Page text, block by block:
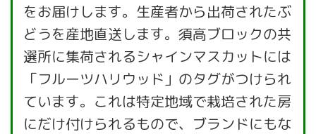
をお届けします。生産者から出荷されたぶ
どうを産地直送します。須高ブロックの共
選所に集荷されるシャインマスカットには
「フルーツハリウッド」のタグがつけられ
ています。これは特定地域で栽培された房
にだけ付けられるもので、ブランドにもな